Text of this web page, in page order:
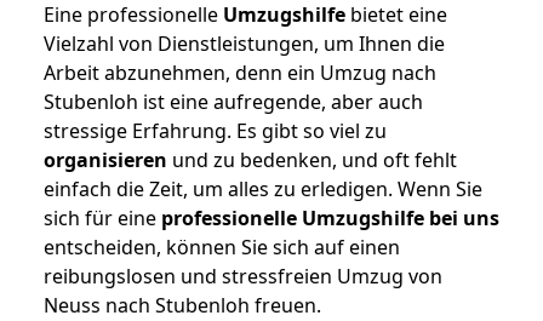
Eine professionelle Umzugshilfe bietet eine
Vielzahl von Dienstleistungen, um Ihnen die
Arbeit abzunehmen, denn ein Umzug nach
Stubenloh ist eine aufregende, aber auch
stressige Erfahrung. Es gibt so viel zu
organisieren und zu bedenken, und oft fehlt
einfach die Zeit, um alles zu erledigen. Wenn Sie
sich für eine professionelle Umzugshilfe bei uns
entscheiden, können Sie sich auf einen
reibungslosen und stressfreien Umzug von
Neuss nach Stubenloh freuen.